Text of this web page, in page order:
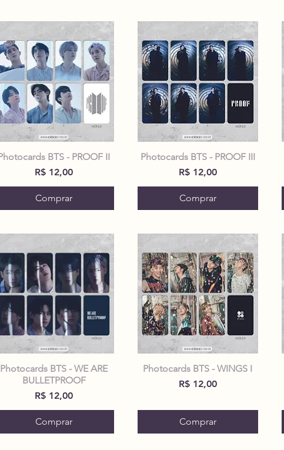
BTS - PROOF II
Preço
R$ 12,00
Comprar
Photocards BTS - PROOF III
Preço
R$ 12,00
Comprar
Photocards BTS - WE ARE
BULLETPROOF
Preço
R$ 12,00
Comprar
Photocards BTS - WINGS I
Preço
R$ 12,00
Comprar